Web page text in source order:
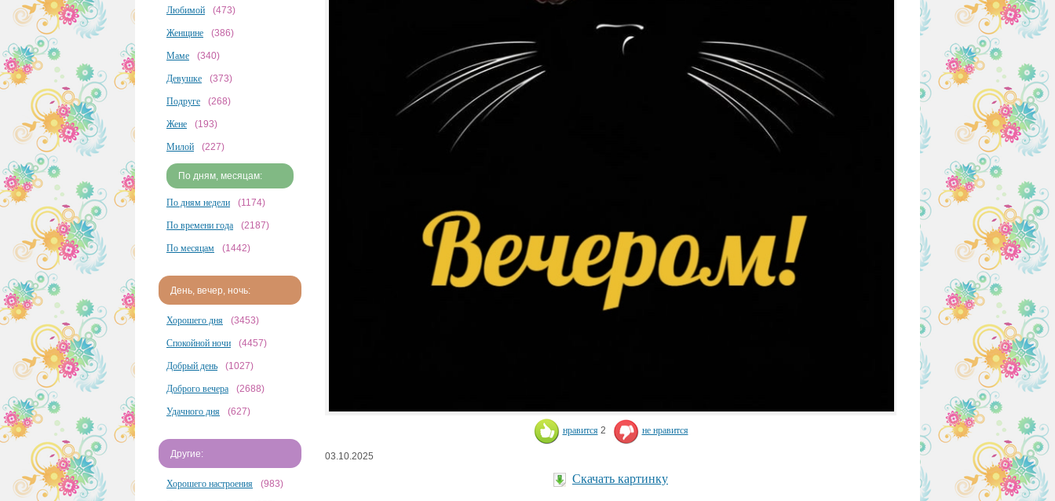
Любимой (473)
Женщине (386)
Маме (340)
Девушке (373)
Подруге (268)
Жене (193)
Милой (227)
По дням, месяцам:
По дням недели (1174)
По времени года (2187)
По месяцам (1442)
День, вечер, ночь:
Хорошего дня (3453)
Спокойной ночи (4457)
Добрый день (1027)
Доброго вечера (2688)
Удачного дня (627)
Другие:
Хорошего настроения (983)
нравится 2 не нравится
03.10.2025
Скачать картинку